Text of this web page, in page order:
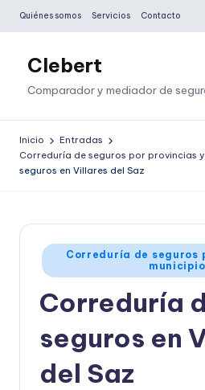
Saltar
contenido
Quiénes somos Servicios Contacto
Clebert
Comparador y mediador de
Inicio
Entradas
Correduría de seguros por provincias
seguros en Villares del Saz
Publicado
en
Correduría de seguros
Correduría
seguros en
del Saz